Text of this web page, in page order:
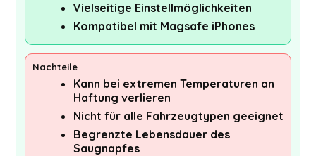
Vielseitige Einstellmöglichkeiten
Kompatibel mit Magsafe iPhones
Nachteile
Kann bei extremen Temperaturen an
Haftung verlieren
Nicht für alle Fahrzeugtypen geeignet
Begrenzte Lebensdauer des
Saugnapfes